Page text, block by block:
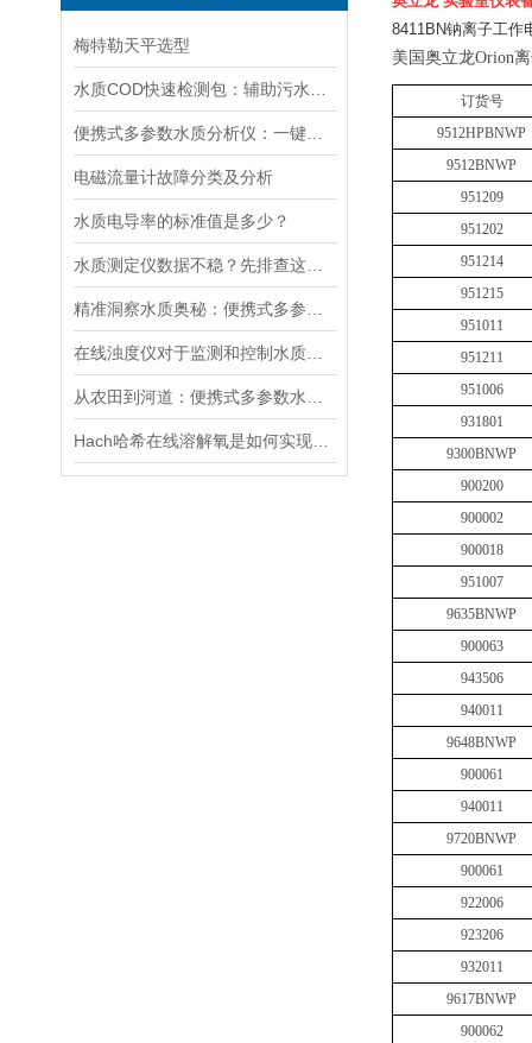
梅特勒天平选型
电磁流量计故障分类及分析
水质电导率的标准值是多少？
8411BN钠离子工作
美国奥立龙Orion
订货号
9512HPBNWP
9512BNWP
951209
951202
951214
951215
951011
951211
951006
931801
9300BNWP
900200
900002
900018
951007
9635BNWP
900063
943506
940011
9648BNWP
900061
940011
9720BNWP
900061
922006
923206
932011
9617BNWP
900062